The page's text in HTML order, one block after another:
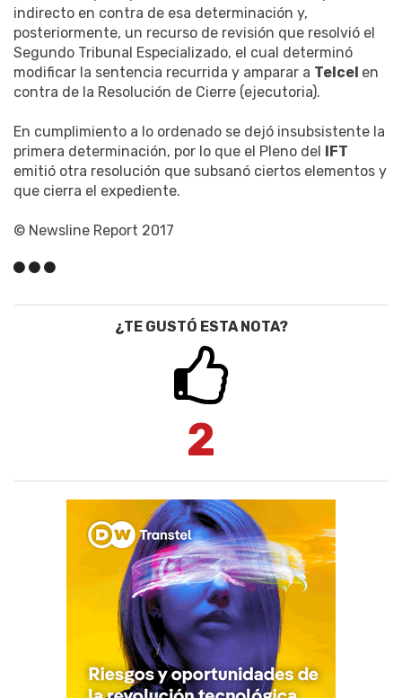
indirecto en contra de esa determinación y,
posteriormente, un recurso de revisión que resolvió el
Segundo Tribunal Especializado, el cual determinó
modificar la sentencia recurrida y amparar a Telcel en
contra de la Resolución de Cierre (ejecutoria).
En cumplimiento a lo ordenado se dejó insubsistente la
primera determinación, por lo que el Pleno del IFT
emitió otra resolución que subsanó ciertos elementos y
que cierra el expediente.
© Newsline Report 2017
¿TE GUSTÓ ESTA NOTA?
2